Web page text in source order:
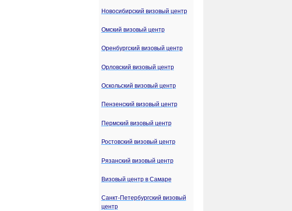
Новосибирский визовый центр
Омский визовый центр
Оренбургский визовый центр
Орловский визовый центр
Оскольский визовый центр
Пензенский визовый центр
Пермский визовый центр
Ростовский визовый центр
Рязанский визовый центр
Визовый центр в Самаре
Санкт-Петербургский визовый
центр